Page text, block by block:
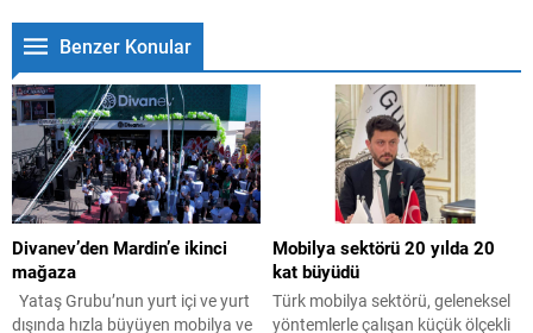
Benzer Konular
Divanev’den Mardin’e ikinci
mağaza
Yataş Grubu’nun yurt içi ve yurt
dışında hızla büyüyen mobilya ve
Mobilya sektörü 20 yılda 20
kat büyüdü
Türk mobilya sektörü, geleneksel
yöntemlerle çalışan küçük ölçekli